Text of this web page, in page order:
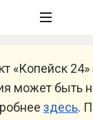
«Копейск
может быть
здесь.